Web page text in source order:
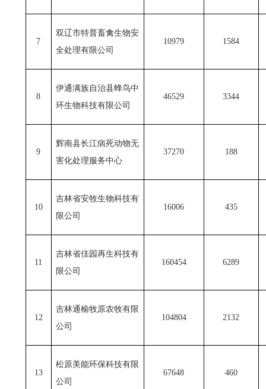
7
双辽市特普畜禽生物安
全处理有限公司
10979 1584
8
伊通满族自治县蜂鸟中
环生物科技有限公司
46529 3344
9
辉南县长江病死动物无
害化处理服务中心
37270 188
10
吉林省安牧生物科技有
限公司
16006 435
11
吉林省佳园再生科技有
限公司
160454 6289
12
吉林通榆牧原农牧有限
公司
104804 2132
13
松原美能环保科技有限
公司
67648 460